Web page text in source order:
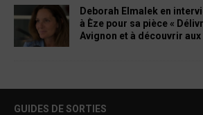
Deborah Elmalek en
à Èze pour sa pièce «
Avignon et à découvrir aux
GUIDES DE SORTIES